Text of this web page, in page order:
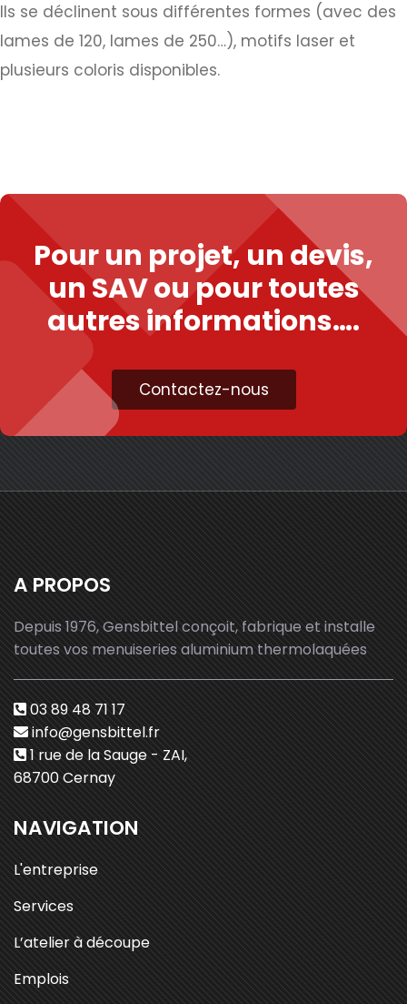
Ils se déclinent sous différentes formes (avec des
lames de 120, lames de 250…), motifs laser et
plusieurs coloris disponibles.
Pour un projet, un devis,
un SAV ou pour toutes
autres informations….
Contactez-nous
A PROPOS
Depuis 1976, Gensbittel conçoit, fabrique et installe
toutes vos menuiseries aluminium thermolaquées
03 89 48 71 17
info@gensbittel.fr
1 rue de la Sauge - ZAI,
68700 Cernay
NAVIGATION
L'entreprise
Services
L’atelier à découpe
Emplois